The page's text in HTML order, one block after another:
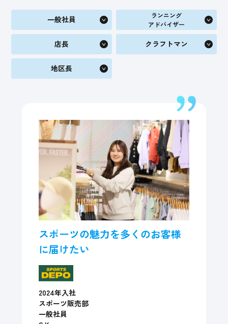
一般社員
店長
地区長
ランニング
アドバイザー
クラフトマン
スポーツの魅力を多くのお客様
に届けたい
2024年入社
スポーツ販売部
一般社員